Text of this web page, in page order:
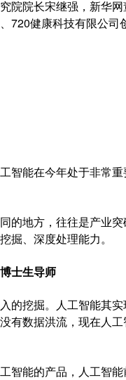
院长宋继强，新华网
720健康科技有限公
能在今年处于非常重
地方，往往是产业突
掘、深度处理能力。
士生导师
挖掘。人工智能其实
有数据洪流，现在人
能的产品，人工智能